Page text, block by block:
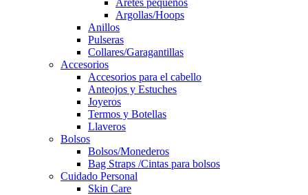
Aretes pequeños
Argollas/Hoops
Anillos
Pulseras
Collares/Garagantillas
Accesorios
Accesorios para el cabello
Anteojos y Estuches
Joyeros
Termos y Botellas
Llaveros
Bolsos
Bolsos/Monederos
Bag Straps /Cintas para bolsos
Cuidado Personal
Skin Care